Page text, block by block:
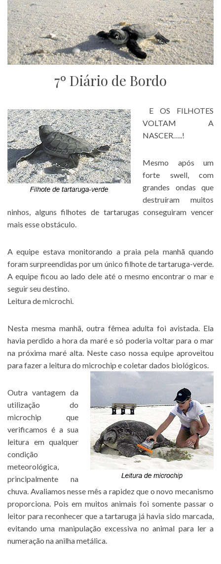
7º Diário de Bordo
E OS FILHOTES
VOLTAM A
NASCER…..!
Mesmo após um
forte swell, com
grandes ondas que
destruíram muitos
ninhos, alguns filhotes de tartarugas conseguiram vencer
mais esse obstáculo.
A equipe estava monitorando a praia pela manhã quando
foram surpreendidas por um único filhote de tartaruga-verde.
A equipe ficou ao lado dele até o mesmo encontrar o mar e
seguir seu destino.
Leitura de microchi.
Nesta mesma manhã, outra fêmea adulta foi avistada. Ela
havia perdido a hora da maré e só poderia voltar para o mar
na próxima maré alta. Neste caso nossa equipe aproveitou
para fazer a leitura do microchip e coletar dados biológicos.
Outra vantagem da
utilização do
microchip que
verificamos é a sua
leitura em qualquer
condição
meteorológica,
principalmente na
chuva. Avaliamos nesse mês a rapidez que o novo mecanismo
proporciona. Pois em muitos animais foi somente passar o
leitor para reconhecer que a tartaruga já havia sido marcada,
evitando uma manipulação excessiva no animal para ler a
numeração na anilha metálica.